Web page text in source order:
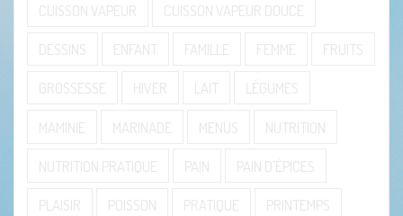
CUISSON VAPEUR CUISSON VAPEUR DOUCE
DESSINS ENFANT FAMILLE FEMME FRUITS
GROSSESSE HIVER LAIT LÉGUMES
MAMINIE MARINADE MENUS NUTRITION
NUTRITION PRATIQUE PAIN PAIN D'ÉPICES
PLAISIR POISSON PRATIQUE PRINTEMPS